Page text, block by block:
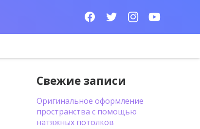
Свежие записи
Оригинальное оформление
пространства с помощью
натяжных потолков